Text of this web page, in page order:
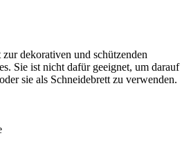
dekorativen und schützenden
Sie ist nicht dafür geeignet, um darauf
sie als Schneidebrett zu verwenden.